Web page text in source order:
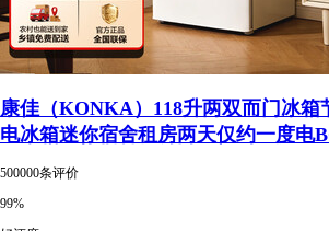
康佳（KONKA）118升两双而门冰箱
电冰箱迷你宿舍租房两天仅约一度电
500000条评价
99%